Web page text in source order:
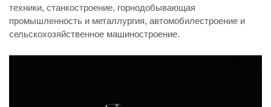
техники, станкостроение, горнодобывающая
промышленность и металлургия, автомобилестроение и
сельскохозяйственное машиностроение.